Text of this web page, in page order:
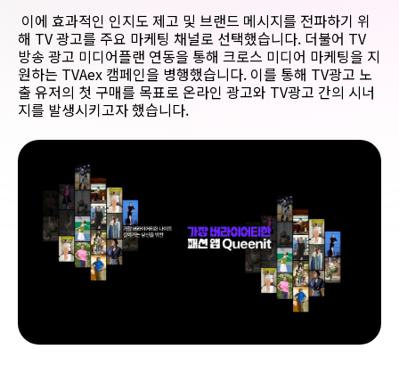
이에 효과적인 인지도 제고 및 브랜드 메시지를 전파하기 위
해 TV광고를 주요 마케팅 채널로 선택했습니다. 더불어 TV
방송 광고 미디어플랜 연동을 통해 크로스 미디어 마케팅을 지
원하는 TVAex 캠페인을 병행했습니다. 이를 통해 TV광고 노
출 유저의 첫 구매를 목표로 온라인 광고와 TV광고 간의 시너
지를 발생시키고자했습니다.